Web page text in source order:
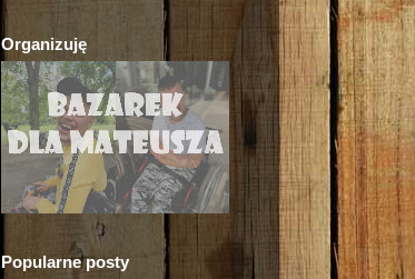
Organizuję
Popularne posty